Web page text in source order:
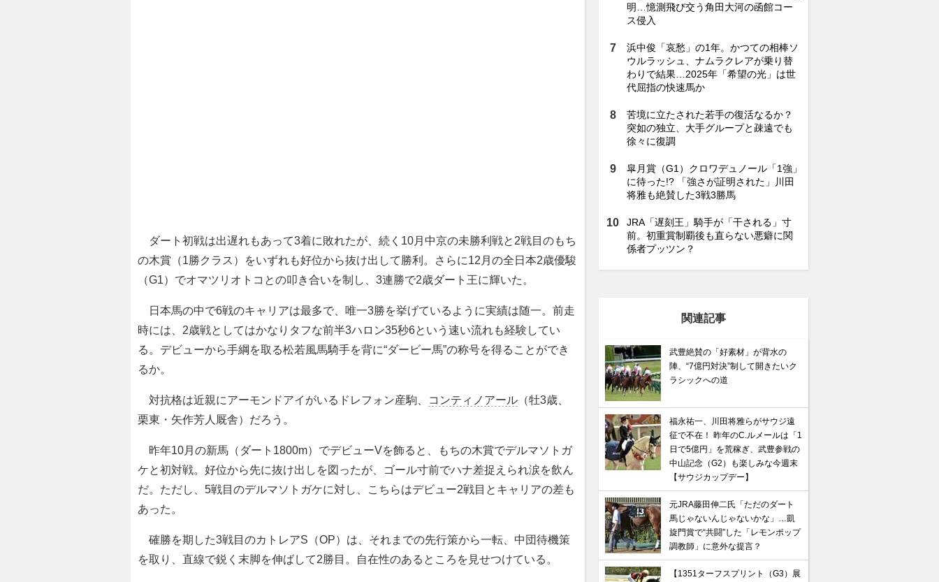
ダート初戦は出遅れもあって3着に敗れたが、続く10月中京の未勝利戦と2戦目のもち
の木賞（1勝クラス）をいずれも好位から抜け出して勝利。さらに12月の全日本2歳優駿
（G1）でオマツリオトコとの叩き合いを制し、3連勝で2歳ダート王に輝いた。
日本馬の中で6戦のキャリアは最多で、唯一3勝を挙げているように実績は随一。前走
時には、2歳戦としてはかなりタフな前半3ハロン35秒6という速い流れも経験してい
る。デビューから手綱を取る松若風馬騎手を背に“ダービー馬”の称号を得ることができ
るか。
対抗格は近親にアーモンドアイがいるドレフォン産駒、 コンティノアール （牡3歳、
栗東・矢作芳人厩舎）だろう。
昨年10月の新馬（ダート1800m）でデビューVを飾ると、もちの木賞でデルマソトガ
ケと初対戦。好位から先に抜け出しを図ったが、ゴール寸前でハナ差捉えられ涙を飲ん
だ。ただし、5戦目のデルマソトガケに対し、こちらはデビュー2戦目とキャリアの差も
あった。
確勝を期した3戦目のカトレアS（OP）は、それまでの先行策から一転、中団待機策
を取り、直線で鋭く末脚を伸ばして2勝目。自在性のあるところを見せつけている。
明…憶測飛び交う角田大河の函館コー
ス侵入
浜中俊「哀愁」の1年。かつての相棒ソ
ウルラッシュ、ナムラクレアが乗り替
わりで結果…2025年「希望の光」は世
代屈指の快速馬か
苦境に立たされた若手の復活なるか？
突如の独立、大手グループと疎遠でも
徐々に復調
皐月賞（G1）クロワデュノール「1強」
に待った!? 「強さが証明された」川田
将雅も絶賛した3戦3勝馬
JRA「遅刻王」騎手が「干される」寸
前。初重賞制覇後も直らない悪癖に関
係者プッツン？
関連記事
武豊絶賛の「好素材」が背水の
陣、“7億円対決”制して開きたいク
ラシックへの道
福永祐一、川田将雅らがサウジ遠
征で不在！ 昨年のC.ルメールは「1
日で5億円」を荒稼ぎ、武豊参戦の
中山記念（G2）も楽しみな今週末
【サウジカップデー】
元JRA藤田伸二氏「ただのダート
馬じゃないんじゃないかな」…凱
旋門賞で“共闘”した「レモンポップ
調教師」に意外な提言？
【1351ターフスプリント（G3）展